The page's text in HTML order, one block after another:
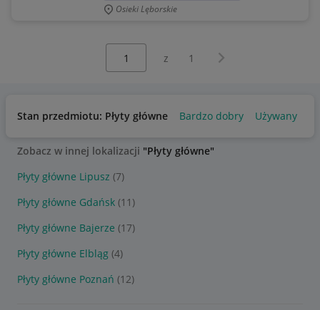
Osieki Lęborskie
z 1 Następna strona
Stan przedmiotu: Płyty główne Bardzo dobry Używany
Zobacz w innej lokalizacji "Płyty główne"
Płyty główne Lipusz (7)
Płyty główne Gdańsk (11)
Płyty główne Bajerze (17)
Płyty główne Elbląg (4)
Płyty główne Poznań (12)